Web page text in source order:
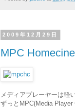
2009年12月29日
MPC
メディアプレーヤーは軽
ずっとMPC(Media Player